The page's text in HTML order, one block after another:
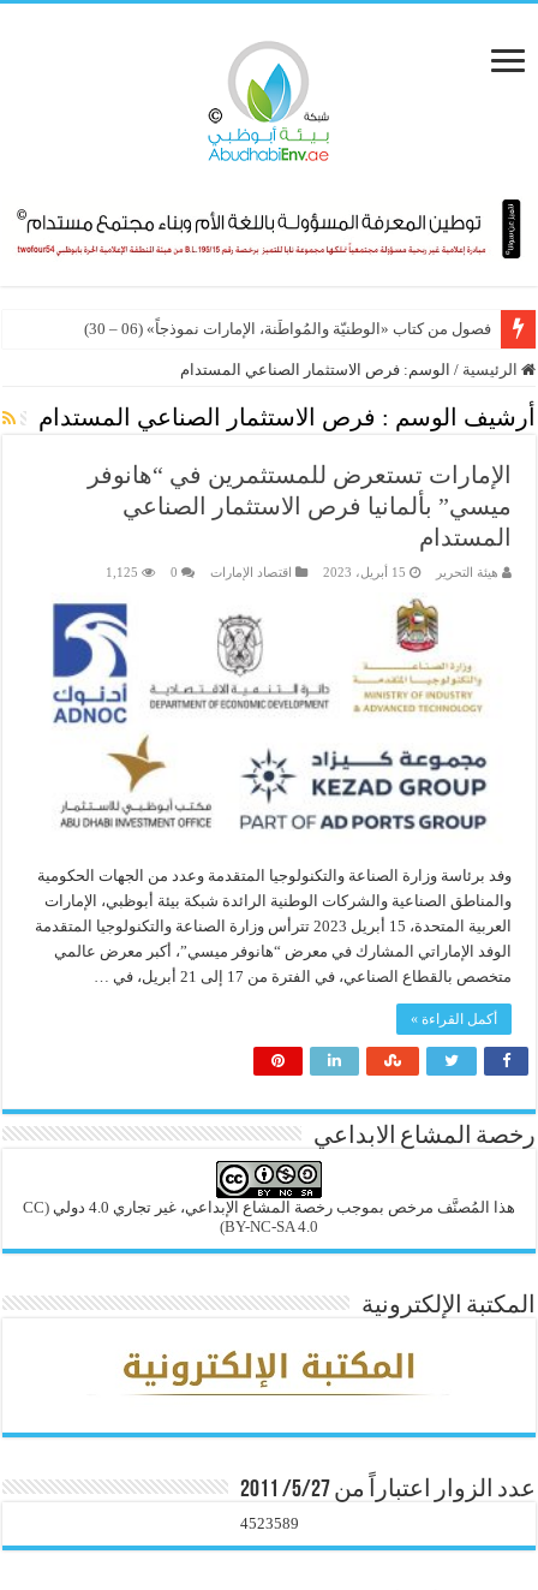
فصول من كتاب «الوطنيّة والمُواطَنة، الإمارات نموذجاً» (06 – 30)
الرئيسية / الوسم: فرص الاستثمار الصناعي المستدام
أرشيف الوسم : فرص الاستثمار الصناعي المستدام
الإمارات تستعرض للمستثمرين في “هانوفر
ميسي” بألمانيا فرص الاستثمار الصناعي
المستدام
هيئة التحرير 15 أبريل، 2023 اقتصاد الإمارات 0
1,125
وفد برئاسة وزارة الصناعة والتكنولوجيا المتقدمة وعدد من الجهات الحكومية
والمناطق الصناعية والشركات الوطنية الرائدة شبكة بيئة أبوظبي، الإمارات
العربية المتحدة، 15 أبريل 2023 تترأس وزارة الصناعة والتكنولوجيا المتقدمة
الوفد الإماراتي المشارك في معرض “هانوفر ميسي”، أكبر معرض عالمي
متخصص بالقطاع الصناعي، في الفترة من 17 إلى 21 أبريل، في …
أكمل القراءة »
رخصة المشاع الابداعي
هذا المُصنَّف مرخص بموجب رخصة المشاع الإبداعي، غير تجاري 4.0 دولي
(CC
BY-NC-SA 4.0)
المكتبة الإلكترونية
عدد الزوار اعتباراً من 5/27/ 2011
4523589